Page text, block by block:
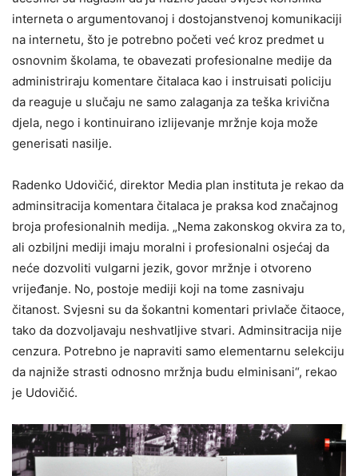
interneta o argumentovanoj i dostojanstvenoj komunikaciji
na internetu, što je potrebno početi već kroz predmet u
osnovnim školama, te obavezati profesionalne medije da
administriraju komentare čitalaca kao i instruisati policiju
da reaguje u slučaju ne samo zalaganja za teška krivična
djela, nego i kontinuirano izlijevanje mržnje koja može
generisati nasilje.
Radenko Udovičić, direktor Media plan instituta je rekao da
adminsitracija komentara čitalaca je praksa kod značajnog
broja profesionalnih medija. „Nema zakonskog okvira za to,
ali ozbiljni mediji imaju moralni i profesionalni osjećaj da
neće dozvoliti vulgarni jezik, govor mržnje i otvoreno
vrijeđanje. No, postoje mediji koji na tome zasnivaju
čitanost. Svjesni su da šokantni komentari privlače čitaoce,
tako da dozvoljavaju neshvatljive stvari. Adminsitracija nije
cenzura. Potrebno je napraviti samo elementarnu selekciju
da najniže strasti odnosno mržnja budu elminisani“, rekao
je Udovičić.